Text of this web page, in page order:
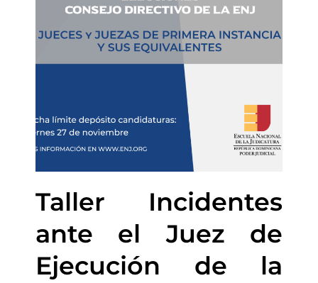
Taller Incidentes
ante el Juez de
Ejecución de la